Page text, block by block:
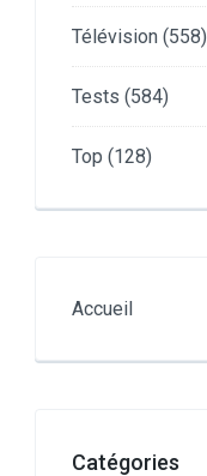
Télévision (558)
Tests (584)
Top (128)
Accueil
Catégories